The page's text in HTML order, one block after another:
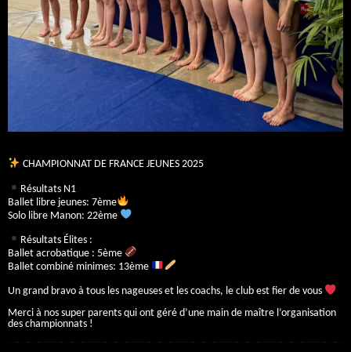
CHAMPIONNAT DE FRANCE JEUNES 2025
Résultats N1
Ballet libre jeunes: 7ème
Solo libre Manon: 22ème
Résultats Élites :
Ballet acrobatique : 5ème
Ballet combiné minimes: 13ème
Un grand bravo à tous les nageuses et les coachs, le club est fier de vous
Merci à nos super parents qui ont géré d’une main de maître l’organisation
des championnats !